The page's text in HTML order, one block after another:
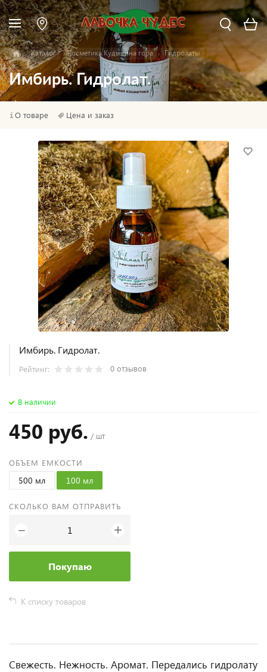
Каталог Косметика Кудыкина гора Гидролаты
Имбирь. Гидролат.
О товаре Цена и заказ
Имбирь. Гидролат.
Рейтинг: 0 отзывов
В наличии
450 руб. / шт
ОБЪЕМ ЕМКОСТИ
500 мл 100 мл
СКОЛЬКО ВАМ ОТПРАВИТЬ
− +
Покупаю
К списку товаров
Свежесть. Нежность. Аромат. Передались гидролату